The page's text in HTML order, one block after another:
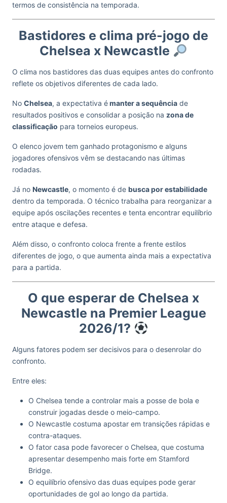
termos de consistência na temporada.
Bastidores e clima pré-jogo de
Chelsea x Newcastle
O clima nos bastidores das duas equipes antes do confronto
reflete os objetivos diferentes de cada lado.
No Chelsea, a expectativa émanter a sequência de
resultados positivos e consolidar a posição na zona de
classificação para torneios europeus.
O elenco jovem tem ganhado protagonismo e alguns
jogadores ofensivos vêm se destacando nas últimas
rodadas.
Já no Newcastle, o momento é de busca por estabilidade
dentro da temporada. O técnico trabalha para reorganizar a
equipe após oscilações recentes e tenta encontrar equilíbrio
entre ataque e defesa.
Além disso, o confronto coloca frente a frente estilos
diferentes de jogo, o que aumenta ainda mais a expectativa
para a partida.
O que esperar de Chelsea x
Newcastle na Premier League
2026/1?
Alguns fatores podem ser decisivos para o desenrolar do
confronto.
Entre eles:
O Chelsea tende a controlar mais a posse de bola e
construir jogadas desde o meio-campo.
O Newcastle costuma apostar em transições rápidas e
contra-ataques.
O fator casa pode favorecer o Chelsea, que costuma
apresentar desempenho mais forte em Stamford
Bridge.
O equilíbrio ofensivo das duas equipes pode gerar
oportunidades de gol ao longo da partida.